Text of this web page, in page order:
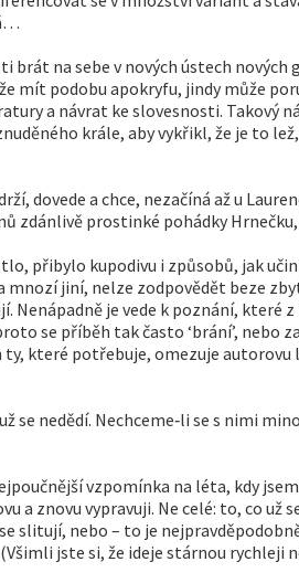
brát na sebe v nových ústech
mít podobu apokryfu, jindy může
a návrat ke slovesnosti. Takový
krále, aby vykřikl, že je to
dovede a chce, nezačíná až u
zdánlivě prostinké pohádky Hrnečku,
přibylo kupodivu i způsobů, jak
jiní, nelze zodpovědět beze
Nenápadně je vede k poznání,
se příběh tak často ‘brání’, nebo
ty, které potřebuje, omezuje
se nedědí. Nechceme‑li se s nimi
vzpomínka na léta, kdy
a znovu vypravuji. Ne celé: to, co už
slitují, nebo – to je
jste si, že ideje stárnou rychleji